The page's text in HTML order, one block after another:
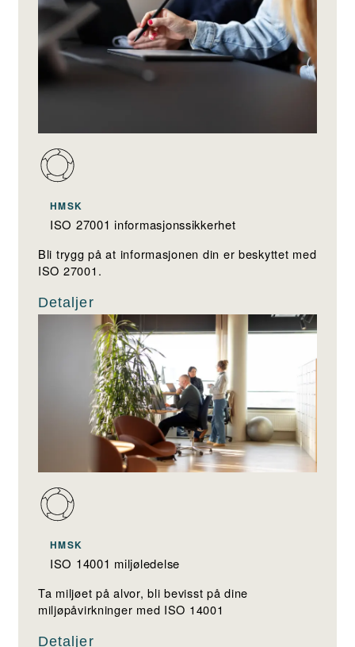
HMSK
ISO 27001 informasjonssikkerhet
Bli trygg på at informasjonen din er beskyttet med
ISO 27001.
Detaljer
HMSK
ISO 14001 miljøledelse
Ta miljøet på alvor, bli bevisst på dine
miljøpåvirkninger med ISO 14001
Detaljer